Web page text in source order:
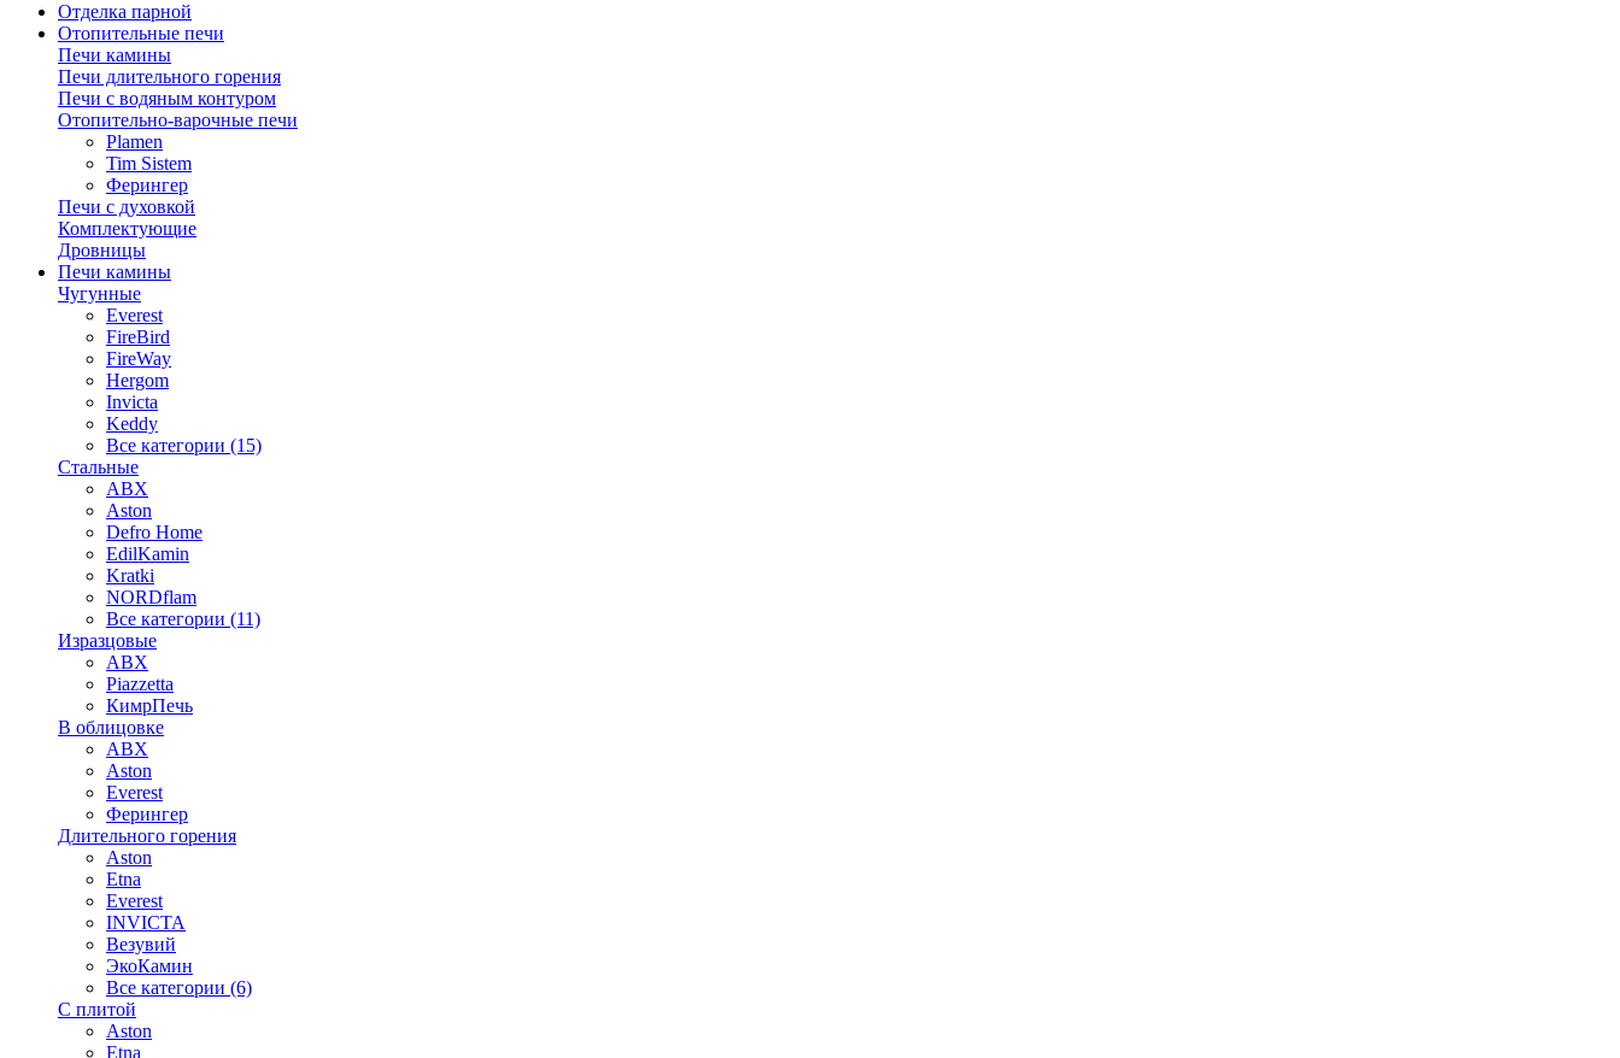
Отделка парной
Отопительные печи
Печи камины
Печи длительного горения
Печи с водяным контуром
Отопительно-варочные печи
Plamen
Tim Sistem
Ферингер
Печи с духовкой
Комплектующие
Дровницы
Печи камины
Чугунные
Everest
FireBird
FireWay
Hergom
Invicta
Keddy
Все категории (15)
Стальные
ABX
Aston
Defro Home
EdilKamin
Kratki
NORDflam
Все категории (11)
Изразцовые
ABX
Piazzetta
КимрПечь
В облицовке
ABX
Aston
Everest
Ферингер
Длительного горения
Aston
Etna
Everest
INVICTA
Везувий
ЭкоКамин
Все категории (6)
С плитой
Aston
Etna